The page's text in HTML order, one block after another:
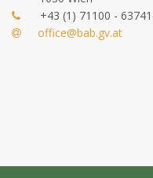
+43 (1) 71100 -
office@bab.gv.at